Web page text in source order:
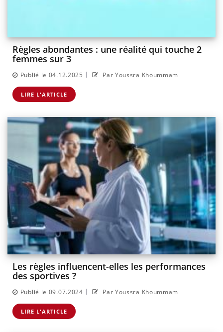
Règles abondantes : une réalité qui touche 2
femmes sur 3
Publié le 04.12.2025 | Par Youssra Khoummam
LIRE L'ARTICLE
Les règles influencent-elles les performances
des sportives ?
Publié le 09.07.2024 | Par Youssra Khoummam
LIRE L'ARTICLE